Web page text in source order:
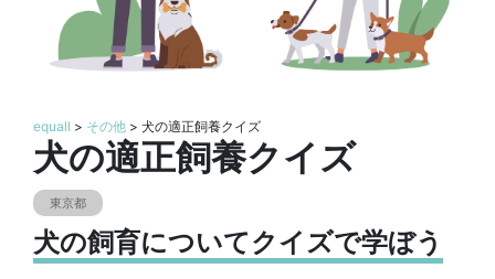
equall > その他 > 犬の適正飼養クイズ
犬の適正飼養クイズ
東京都
犬の飼育についてクイズで学ぼう